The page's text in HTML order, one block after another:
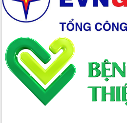
Thuột
Định vị cà phê Việt Nam như một “di
sản sống” trong dòng chảy toàn cầu
Xây dựng nông thôn mới: Nâng cao đời
sống người dân từ những mô hình thiết
thực
Quyết liệt tháo gỡ vướng mắc, đẩy
nhanh tiến độ các dự án trọng điểm
trong Khu kinh tế Nam Phú Yên
Hòn Yến phát triển du lịch gắn với bảo